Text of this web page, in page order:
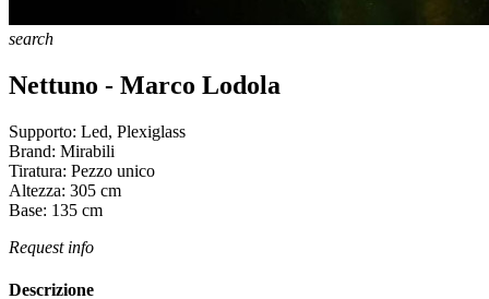
search
Nettuno - Marco Lodola
Supporto: Led, Plexiglass
Brand: Mirabili
Tiratura: Pezzo unico
Altezza: 305 cm
Base: 135 cm
Request info
Descrizione